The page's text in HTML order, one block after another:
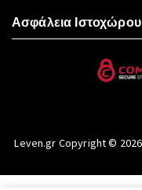
Ασφάλεια Ιστοχώρου
Leven.gr Copyright ©